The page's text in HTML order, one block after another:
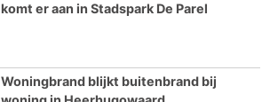
komt er aan in Stadspark De Parel
Woningbrand blijkt buitenbrand bij